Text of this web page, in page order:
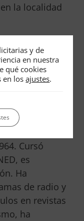
la localidad
Cursó
es
Ha
de radio y
en revistas
ha
y de
en nuestra
qué cookies
en losajustes.